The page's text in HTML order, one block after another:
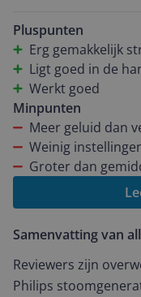
aangezien we ook
hebben, is dit voor
liter water in, dus
zonder bij te vullen.
aangezet, moet hij
maakt ook wat
geeft meer geluid
kan met de hand
stomen gebruik
dit een goede
geen mogelijkheden
stoom of
nog een goede
Pluspunten
Erg gemakkelijk
Ligt goed in de
Werkt goed
Minpunten
Meer geluid dan
Weinig
Groter dan
Samenvatting van
Reviewers zijn
Philips